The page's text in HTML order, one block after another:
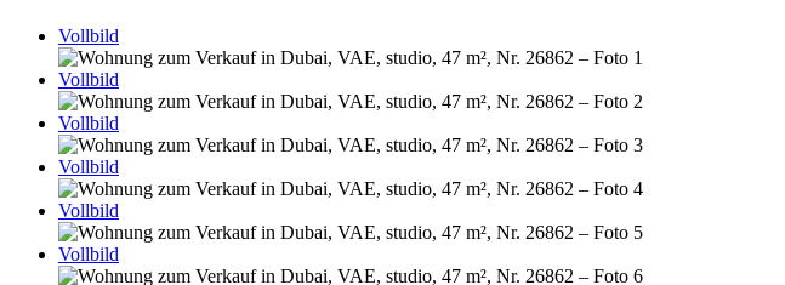
Vollbild
Vollbild
Vollbild
Vollbild
Vollbild
Vollbild